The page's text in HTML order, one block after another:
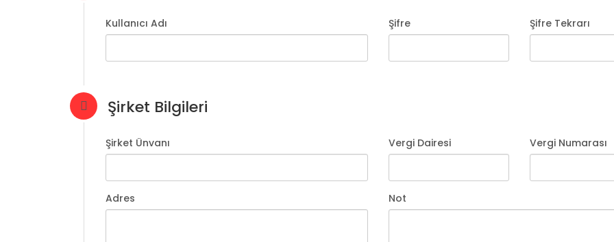
Kullanıcı Adı Şifre Şifre Tekrarı
Şirket Bilgileri
Şirket Ünvanı Vergi Dairesi Vergi Numarası
Adres Not